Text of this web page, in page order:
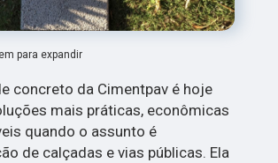
para expandir
concreto da Cimentpav é hoje
mais práticas, econômicas
quando o assunto é
de calçadas e vias públicas. Ela